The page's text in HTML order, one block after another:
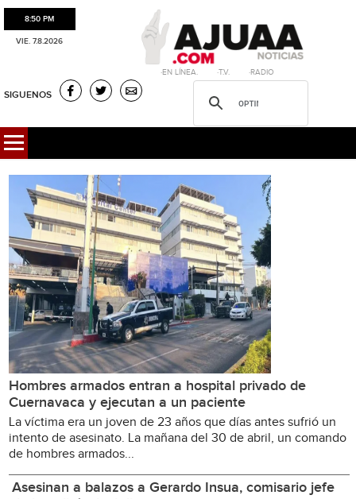
8:50 PM
VIE. 7.8.2026
·EN LÍNEA. ·T.V. ·RADIO
SIGUENOS
Hombres armados entran a hospital privado de
Cuernavaca y ejecutan a un paciente
La víctima era un joven de 23 años que días antes sufrió un
intento de asesinato. La mañana del 30 de abril, un comando
de hombres armados...
Asesinan a balazos a Gerardo Insua, comisario jefe